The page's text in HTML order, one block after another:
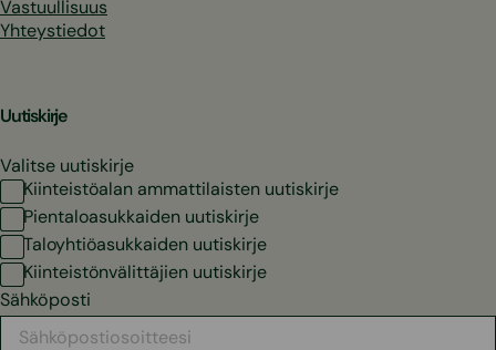
Vastuullisuus
Yhteystiedot
Uutiskirje
Valitse uutiskirje
Kiinteistöalan ammattilaisten uutiskirje
Pientaloasukkaiden uutiskirje
Taloyhtiöasukkaiden uutiskirje
Kiinteistönvälittäjien uutiskirje
Sähköposti